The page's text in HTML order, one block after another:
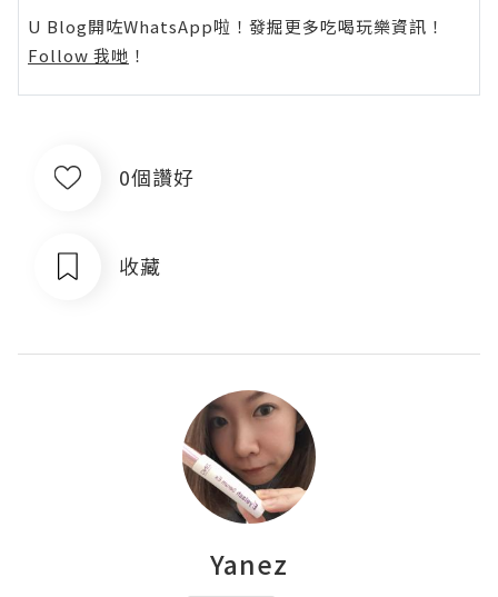
U Blog開咗WhatsApp啦！發掘更多吃喝玩樂資訊！
Follow 我哋 ！
0個讚好
收藏
Yanez